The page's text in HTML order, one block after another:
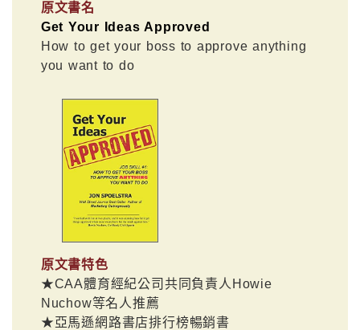
原文書名
Get Your Ideas Approved
How to get your boss to approve anything
you want to do
原文書特色
★CAA體育經紀公司共同負責人Howie
Nuchow等名人推薦
★亞馬遜網路書店排行榜暢銷書